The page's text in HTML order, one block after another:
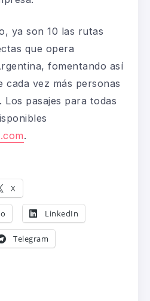
ya son 10 las rutas
que opera
fomentando así
cada vez más personas
pasajes para todas
.
X
LinkedIn
Telegram